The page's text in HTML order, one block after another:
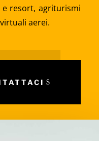
resort, agriturismi
aerei.